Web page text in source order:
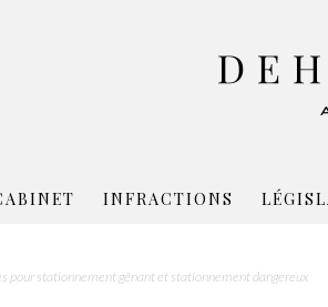
INFRACTIONS
pour stationnement gênant et stationnement dangereux